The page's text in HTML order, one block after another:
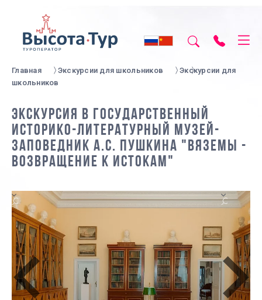
Главная Экскурсии для школьников
Экскурсии для
школьников
ЭКСКУРСИЯ В ГОСУДАРСТВЕННЫЙ
ИСТОРИКО-ЛИТЕРАТУРНЫЙ МУЗЕЙ-
ЗАПОВЕДНИК А.С. ПУШКИНА "ВЯЗЕМЫ -
ВОЗВРАЩЕНИЕ К ИСТОКАМ"